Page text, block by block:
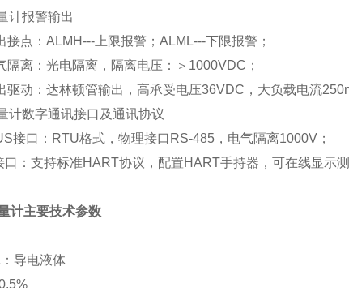
计报警输出
点：ALMH---上限报警；ALML---下限报警；
离：光电隔离，隔离电压：＞1000VDC；
动：达林顿管输出，高承受电压36VDC，大负载电流
计数字通讯接口及通讯协议
口：RTU格式，物理接口RS-485，电气隔离1000V；
支持标准HART协议，配置HART手持器，可在线显示
计主要技术参数
导电液体